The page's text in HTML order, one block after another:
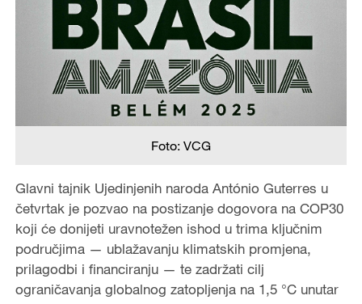
Foto: VCG
Glavni tajnik Ujedinjenih naroda António Guterres u
četvrtak je pozvao na postizanje dogovora na COP30
koji će donijeti uravnotežen ishod u trima ključnim
područjima — ublažavanju klimatskih promjena,
prilagodbi i financiranju — te zadržati cilj
ograničavanja globalnog zatopljenja na 1,5 °C unutar